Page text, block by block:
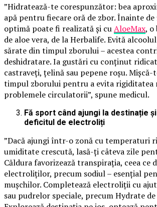
”Hidratează-te corespunzător: bea
apă pentru fiecare oră de zbor. Înainte
optimă poate fi realizată și cuAloeMax, o
de aloe vera, de la Herbalife. Evită
sărate din timpul zborului – acestea
deshidratare. Ia gustări cu conținut
castraveți, țelină sau pepene roșu.
timpul zborului pentru a evita rigiditatea
problemele circulatorii”, spune medicul.
Fă sport când ajungi la destinație
deficitul de electroliți
”Dacă ajungi într-o zonă cu temperaturi
umiditate crescută, lasă-ți câteva zile
Căldura favorizează transpirația, ceea ce
electroliților, precum sodiul – esențial
mușchilor. Completează electroliții cu
sau pudrelor speciale, precum Hydrate